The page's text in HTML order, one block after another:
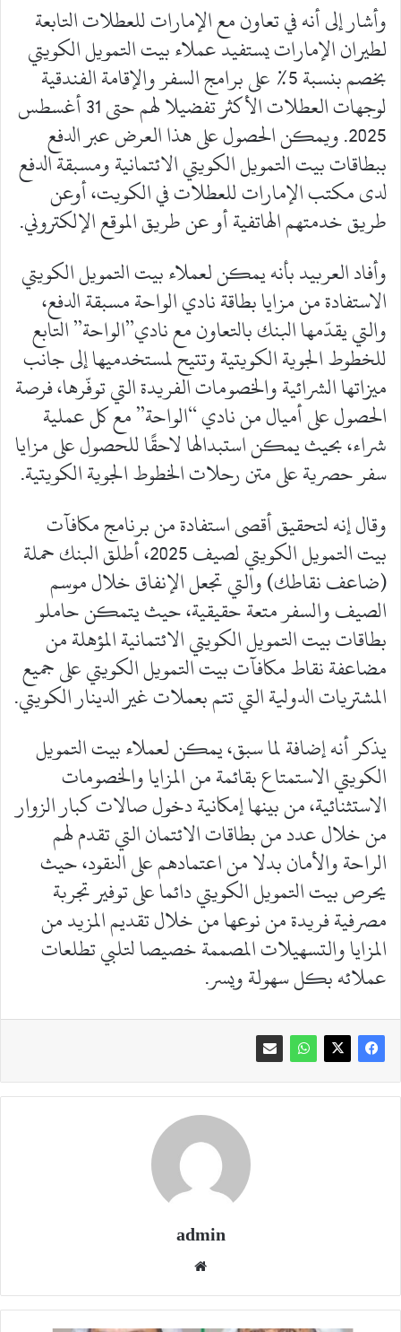
وأشار إلى أنه في تعاون مع الإمارات للعطلات التابعة
لطيران الإمارات يستفيد عملاء بيت التمويل الكويتي
بخصم بنسبة 5% على برامج السفر والإقامة الفندقية
لوجهات العطلات الأكثر تفضيلا لهم حتى 31 أغسطس
2025. ويمكن الحصول على هذا العرض عبر الدفع
ببطاقات بيت التمويل الكويتي الائتمانية ومسبقة الدفع
لدى مكتب الإمارات للعطلات في الكويت، أوعن
طريق خدمتهم الهاتفية أو عن طريق الموقع الإلكتروني.
وأفاد العربيد بأنه يمكن لعملاء بيت التمويل الكويتي
الاستفادة من مزايا بطاقة نادي الواحة مسبقة الدفع،
والتي يقدّمها البنك بالتعاون مع نادي”الواحة” التابع
للخطوط الجوية الكويتية وتتيح لمستخدميها إلى جانب
ميزاتها الشرائية والخصومات الفريدة التي توفّرها، فرصة
الحصول على أميال من نادي “الواحة” مع كل عملية
شراء، بحيث يمكن استبدالها لاحقًا للحصول على مزايا
سفر حصرية على متن رحلات الخطوط الجوية الكويتية.
وقال إنه لتحقيق أقصى استفادة من برنامج مكافآت
بيت التمويل الكويتي لصيف 2025، أطلق البنك حملة
(ضاعف نقاطك) والتي تجعل الإنفاق خلال موسم
الصيف والسفر متعة حقيقية، حيث يتمكن حاملو
بطاقات بيت التمويل الكويتي الائتمانية المؤهلة من
مضاعفة نقاط مكافآت بيت التمويل الكويتي على جميع
المشتريات الدولية التي تتم بعملات غير الدينار الكويتي.
يذكر أنه إضافة لما سبق، يمكن لعملاء بيت التمويل
الكويتي الاستمتاع بقائمة من المزايا والخصومات
الاستثنائية، من بينها إمكانية دخول صالات كبار الزوار
من خلال عدد من بطاقات الائتمان التي تقدم لهم
الراحة والأمان بدلا من اعتمادهم على النقود، حيث
يحرص بيت التمويل الكويتي دائما على توفير تجربة
مصرفية فريدة من نوعها من خلال تقديم المزيد من
المزايا والتسهيلات المصممة خصيصا لتلبي تطلعات
عملائه بكل سهولة ويسر.
admin